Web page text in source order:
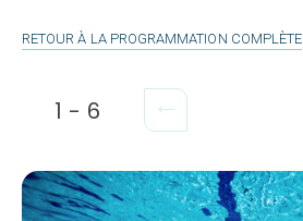
RETOUR À LA PROGRAMMATION COMPLÈTE
1 - 6